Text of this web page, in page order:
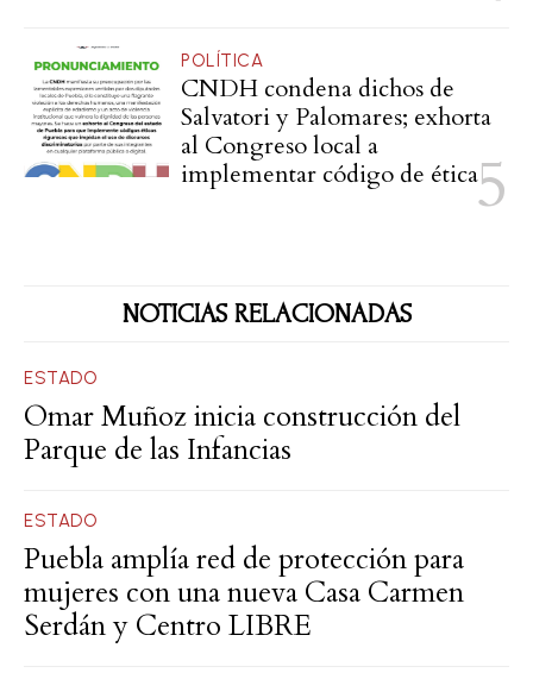
POLÍTICA
CNDH condena dichos de
Salvatori y Palomares; exhorta
al Congreso local a
implementar código de ética
NOTICIAS RELACIONADAS
ESTADO
Omar Muñoz inicia construcción del
Parque de las Infancias
ESTADO
Puebla amplía red de protección para
mujeres con una nueva Casa Carmen
Serdán y Centro LIBRE